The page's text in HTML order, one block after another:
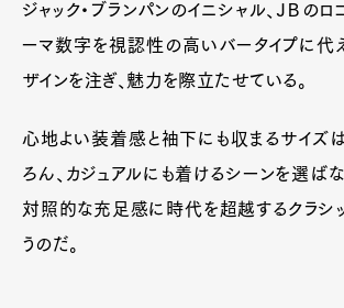
ジャック・ブランパンのイニシャル、ＪＢの
ーマ数字を視認性の高いバータイプに代
ザインを注ぎ、魅力を際立たせている。
心地よい装着感と袖下にも収まるサイズは
ろん、カジュアルにも着けるシーンを選ば
対照的な充足感に時代を超越するクラシ
うのだ。